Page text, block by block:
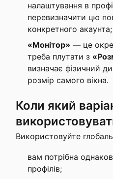
налаштування в
перевизначити цю
конкретного акаунта;
«Монітор» — це
треба плутати з
визначає фізичний
розмір самого вікна.
Коли який
Використовуйте
вам потрібна
профілів;